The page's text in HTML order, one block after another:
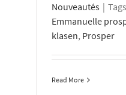
Nouveautés |
Emmanuelle
klasen, Prosper
Read More